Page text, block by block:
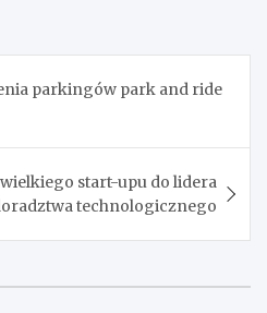
parkingów park and ride
start-upu do lidera
technologicznego